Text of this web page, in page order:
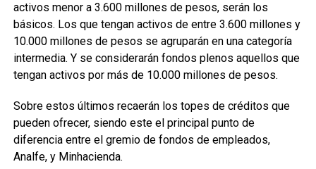
activos menor a 3.600 millones de pesos, serán los
básicos. Los que tengan activos de entre 3.600 millones y
10.000 millones de pesos se agruparán en una categoría
intermedia. Y se considerarán fondos plenos aquellos que
tengan activos por más de 10.000 millones de pesos.
Sobre estos últimos recaerán los topes de créditos que
pueden ofrecer, siendo este el principal punto de
diferencia entre el gremio de fondos de empleados,
Analfe, y Minhacienda.